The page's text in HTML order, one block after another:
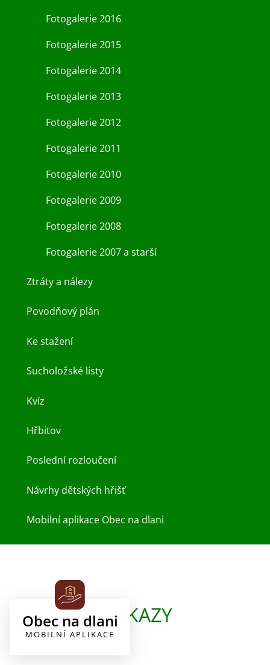
Fotogalerie 2016
Fotogalerie 2015
Fotogalerie 2014
Fotogalerie 2013
Fotogalerie 2012
Fotogalerie 2011
Fotogalerie 2010
Fotogalerie 2009
Fotogalerie 2008
Fotogalerie 2007 a starší
Ztráty a nálezy
Povodňový plán
Ke stažení
Sucholožské listy
Kvíz
Hřbitov
Poslední rozloučení
Návrhy dětských hřišť
Mobilní aplikace Obec na dlani
ODKAZY
Obec na dlani
MOBILNÍ APLIKACE